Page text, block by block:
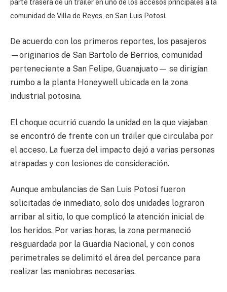
parte trasera de un tráiler en uno de los accesos principales a la
comunidad de Villa de Reyes, en San Luis Potosí.
De acuerdo con los primeros reportes, los pasajeros
—originarios de San Bartolo de Berrios, comunidad
perteneciente a San Felipe, Guanajuato— se dirigían
rumbo a la planta Honeywell ubicada en la zona
industrial potosina.
El choque ocurrió cuando la unidad en la que viajaban
se encontró de frente con un tráiler que circulaba por
el acceso. La fuerza del impacto dejó a varias personas
atrapadas y con lesiones de consideración.
Aunque ambulancias de San Luis Potosí fueron
solicitadas de inmediato, solo dos unidades lograron
arribar al sitio, lo que complicó la atención inicial de
los heridos. Por varias horas, la zona permaneció
resguardada por la Guardia Nacional, y con conos
perimetrales se delimitó el área del percance para
realizar las maniobras necesarias.